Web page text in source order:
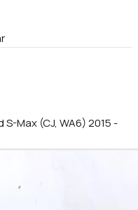
Max (CJ, WA6) 2015 -